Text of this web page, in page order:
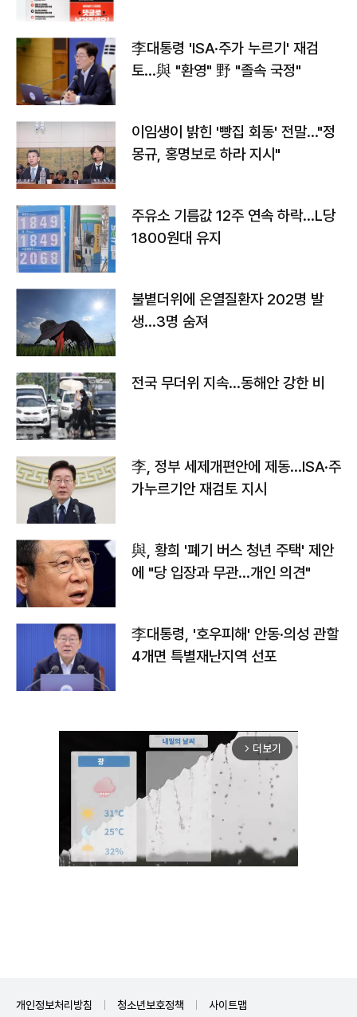
李대통령 'ISA·주가 누르기' 재검
토…與 "환영" 野 "졸속 국정"
이임생이 밝힌 '빵집 회동' 전말…"정
몽규, 홍명보로 하라 지시"
주유소 기름값 12주 연속 하락…L당
1800원대 유지
불볕더위에 온열질환자 202명 발
생…3명 숨져
전국 무더위 지속…동해안 강한 비
李, 정부 세제개편안에 제동…ISA·주
가누르기안 재검토 지시
與, 황희 '폐기 버스 청년 주택' 제안
에 "당 입장과 무관…개인 의견"
李대통령, '호우피해' 안동·의성 관할
4개면 특별재난지역 선포
arrow_forward_ios 더보기
개인정보처리방침 청소년보호정책 사이트맵